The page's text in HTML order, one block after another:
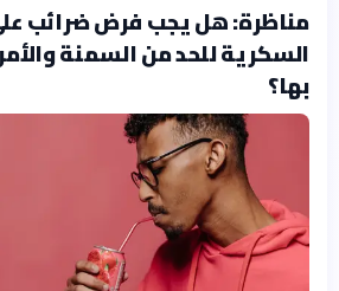
مناظرة: هل يجب فرض ضرائب
السكرية للحد من السمنة
بها؟